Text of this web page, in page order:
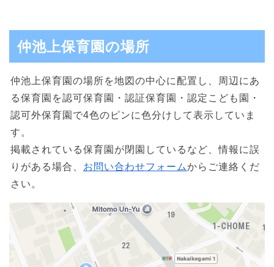
仲池上保育園の場所
仲池上保育園の場所を地図の中心に配置し、周辺にあ
る保育園を認可保育園・認証保育園・認定こども園・
認可外保育園で4色のピンに色分けして表示していま
す。
掲載されている保育園が閉園しているなど、情報に誤
りがある場合、 お問い合わせフォームからご連絡くだ
さい。